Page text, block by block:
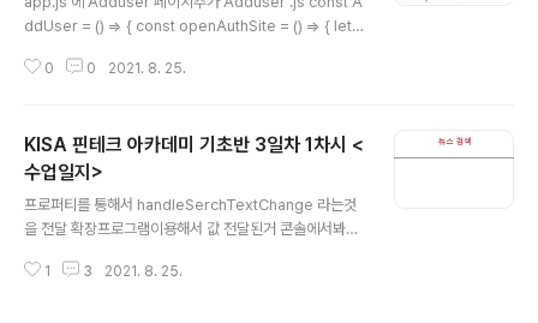
다. title = driver.find_element_by_xpath( '//*[@id
="container"]/..
ddUser = () => { const openAuthSite = () => { let t
indow.location.href = "https://naver.com"; let clie
요 tmpwindow.location.href = `https://testapi.op
enbanking.or.kr/oauth/2.0/authorize?response_
type=code&client_id=${clientId}&redirect_uri=
h..
0 0 2021. 8. 25.
KISA 핀테크 아카데미 기초반 3일차 1차시 <
수업일지>
프로퍼티를 통해서 handleSerchTextChange 라는것
을 전달 확장프로그램이용해서 값 전달된거 콘솔에서봐야
React ,{useState} from 'react' import Header fro
1 3 2021. 8. 25.